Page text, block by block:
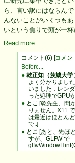
ら、言い訳にはならん
んないことがいくつも
いという焦りで頭が一杯
Read more...
コメント(6) [コメン
Before...
● 乾正知（茨城大学）
よく分かりまし
いました．レン
った処理でGPU
● とこ [乾先生、間
りません。X11
は最近はほとん
で..]
● とこ [あと、先ほ
すが、GLFW で